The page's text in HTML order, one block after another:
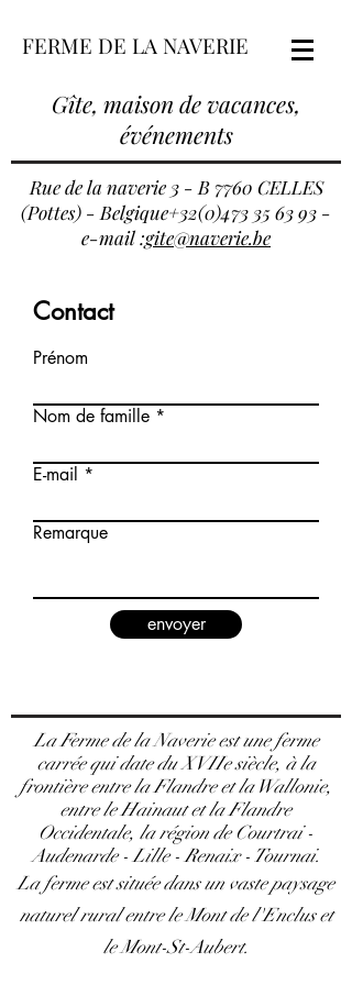
FERME DE LA NAVERIE
Gîte, maison de vacances,
événements
Rue de la naverie 3 - B 7760 CELLES
(Pottes) - Belgique+32(0)473 35 63 93 -
e-mail :gite@naverie.be
Contact
Prénom
Nom de famille
E-mail
Remarque
envoyer
La Ferme de la Naverie est une ferme
carrée qui date du XVIIe siècle, à la
frontière entre la Flandre et la Wallonie,
entre le Hainaut et la Flandre
Occidentale, la région de Courtrai -
Audenarde - Lille - Renaix - Tournai.
La ferme est située dans un vaste paysage
naturel rural entre le Mont de l'Enclus et
le Mont-St-Aubert.